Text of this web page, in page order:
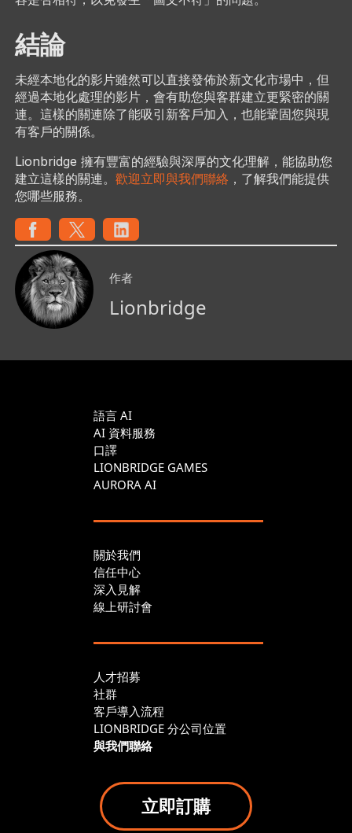
結論
未經本地化的影片雖然可以直接發佈於新文化市場中，但
經過本地化處理的影片，會有助您與客群建立更緊密的關
連。這樣的關連除了能吸引新客戶加入，也能鞏固您與現
有客戶的關係。
Lionbridge 擁有豐富的經驗與深厚的文化理解，能協助您
建立這樣的關連。 歡迎立即與我們聯絡 ，了解我們能提供
您哪些服務。
作者
Lionbridge
語言 AI
AI 資料服務
口譯
LIONBRIDGE GAMES
AURORA AI
關於我們
信任中心
深入見解
線上研討會
人才招募
社群
客戶導入流程
LIONBRIDGE 分公司位置
與我們聯絡
立即訂購